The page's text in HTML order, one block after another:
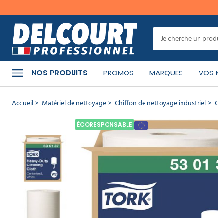
NOS PRODUITS PROMOS MARQUES VOS
MENU
CATÉGORIES
PRODUITS
NETTOYANTS
MATÉRIEL
DE
NETTOYAGE
HYGIÈNE
DE
LA
Cet
article
bien
été
ajouté
votre
nettoyage
Tork
bobine
280
feuilles
RÉF :
Accueil Matériel de nettoyage Chiffon de nettoyage industriel
ÉCORESPONSABLE